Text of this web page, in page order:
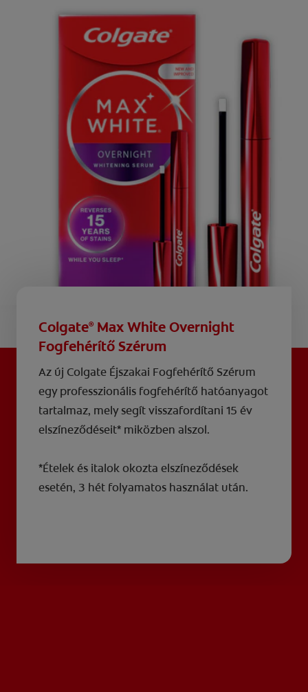
Colgate® Max White Overnight
Fogfehérítő Szérum
Az új Colgate Éjszakai Fogfehérítő Szérum
egy professzionális fogfehérítő hatóanyagot
tartalmaz, mely segít visszafordítani 15 év
elszíneződéseit* miközben alszol.
*Ételek és italok okozta elszíneződések
esetén, 3 hét folyamatos használat után.